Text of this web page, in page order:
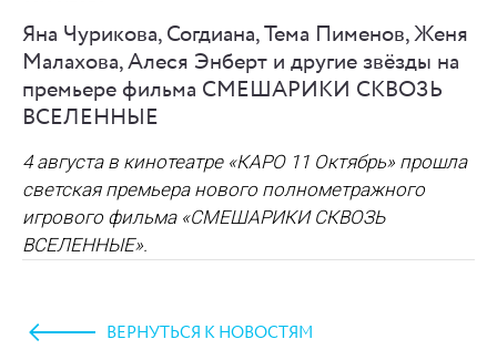
Яна Чурикова, Согдиана, Тема Пименов, Женя
Малахова, Алеся Энберт и другие звёзды на
премьере фильма СМЕШАРИКИ СКВОЗЬ
ВСЕЛЕННЫЕ
4 августа в кинотеатре «КАРО 11 Октябрь» прошла
светская премьера нового полнометражного
игрового фильма «СМЕШАРИКИ СКВОЗЬ
ВСЕЛЕННЫЕ».
https://www.high-endrolex.com/45
ВЕРНУТЬСЯ К НОВОСТЯМ